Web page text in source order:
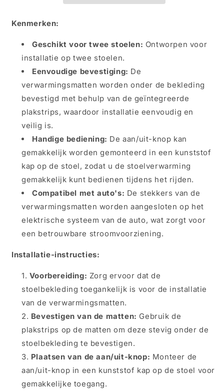
Universeel
2
2
Kenmerken:
Geschikt voor twee stoelen: Ontworpen voor
installatie op twee stoelen.
Eenvoudige bevestiging: De
verwarmingsmatten worden onder de bekleding
bevestigd met behulp van de geïntegreerde
plakstrips, waardoor installatie eenvoudig en
veilig is.
Handige bediening: De aan/uit-knop kan
gemakkelijk worden gemonteerd in een kunststof
kap op de stoel, zodat u de stoelverwarming
gemakkelijk kunt bedienen tijdens het rijden.
Compatibel met auto's: De stekkers van de
verwarmingsmatten worden aangesloten op het
elektrische systeem van de auto, wat zorgt voor
een betrouwbare stroomvoorziening.
Installatie-instructies:
Voorbereiding: Zorg ervoor dat de
stoelbekleding toegankelijk is voor de installatie
van de verwarmingsmatten.
Bevestigen van de matten: Gebruik de
plakstrips op de matten om deze stevig onder de
stoelbekleding te bevestigen.
Plaatsen van de aan/uit-knop: Monteer de
aan/uit-knop in een kunststof kap op de stoel voor
gemakkelijke toegang.